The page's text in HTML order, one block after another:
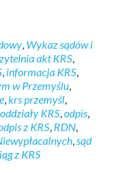
, Wykaz sądów i
akt KRS,
, informacja KRS,
w Przemyślu,
,krs przemyśl,
oddziały KRS,odpis,
z KRS, RDN,
,sąd
z KRS